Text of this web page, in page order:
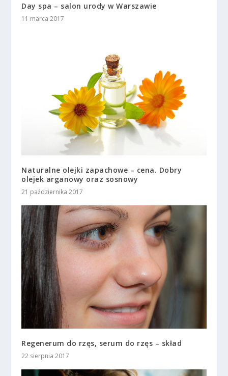
Day spa – salon urody w Warszawie
11 marca 2017
Naturalne olejki zapachowe – cena. Dobry
olejek arganowy oraz sosnowy
21 października 2017
Regenerum do rzęs, serum do rzęs – skład
22 sierpnia 2017